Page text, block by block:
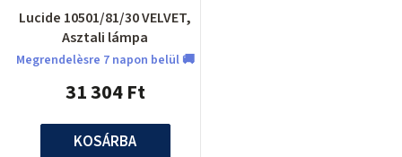
Lucide 10501/81/30 VELVET,
Asztali lámpa
Megrendelèsre 7 napon belül 🚚
31 304 Ft
KOSÁRBA